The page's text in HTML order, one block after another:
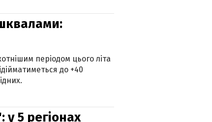
періодом цього літа
до +40
5 регіонах